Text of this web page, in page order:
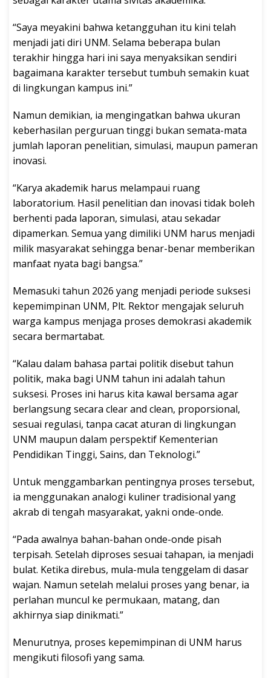
“Saya meyakini bahwa ketangguhan itu kini telah
menjadi jati diri UNM. Selama beberapa bulan
terakhir hingga hari ini saya menyaksikan sendiri
bagaimana karakter tersebut tumbuh semakin kuat
di lingkungan kampus ini.”
Namun demikian, ia mengingatkan bahwa ukuran
keberhasilan perguruan tinggi bukan semata-mata
jumlah laporan penelitian, simulasi, maupun pameran
inovasi.
“Karya akademik harus melampaui ruang
laboratorium. Hasil penelitian dan inovasi tidak boleh
berhenti pada laporan, simulasi, atau sekadar
dipamerkan. Semua yang dimiliki UNM harus menjadi
milik masyarakat sehingga benar-benar memberikan
manfaat nyata bagi bangsa.”
Memasuki tahun 2026 yang menjadi periode suksesi
kepemimpinan UNM, Plt. Rektor mengajak seluruh
warga kampus menjaga proses demokrasi akademik
secara bermartabat.
“Kalau dalam bahasa partai politik disebut tahun
politik, maka bagi UNM tahun ini adalah tahun
suksesi. Proses ini harus kita kawal bersama agar
berlangsung secara clear and clean, proporsional,
sesuai regulasi, tanpa cacat aturan di lingkungan
UNM maupun dalam perspektif Kementerian
Pendidikan Tinggi, Sains, dan Teknologi.”
Untuk menggambarkan pentingnya proses tersebut,
ia menggunakan analogi kuliner tradisional yang
akrab di tengah masyarakat, yakni onde-onde.
“Pada awalnya bahan-bahan onde-onde pisah
terpisah. Setelah diproses sesuai tahapan, ia menjadi
bulat. Ketika direbus, mula-mula tenggelam di dasar
wajan. Namun setelah melalui proses yang benar, ia
perlahan muncul ke permukaan, matang, dan
akhirnya siap dinikmati.”
Menurutnya, proses kepemimpinan di UNM harus
mengikuti filosofi yang sama.